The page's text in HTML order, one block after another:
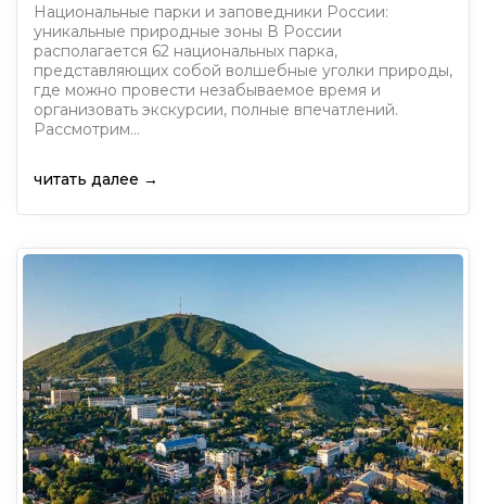
Национальные парки и заповедники России:
уникальные природные зоны В России
располагается 62 национальных парка,
представляющих собой волшебные уголки природы,
где можно провести незабываемое время и
организовать экскурсии, полные впечатлений.
Рассмотрим…
читать далее →